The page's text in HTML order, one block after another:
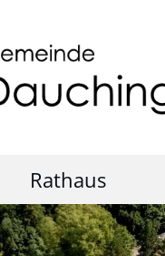
Rathaus